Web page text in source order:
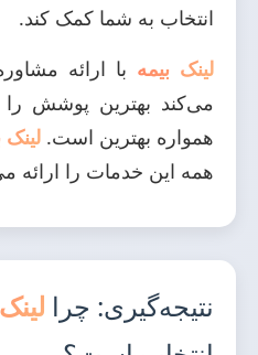
انتخاب به شما کمک کند.
لینک بیمه با ارائه
می‌کند بهترین پوشش را
همواره بهترین است. لینک
همه این خدمات را ارائه
نتیجه‌گیری: چرا